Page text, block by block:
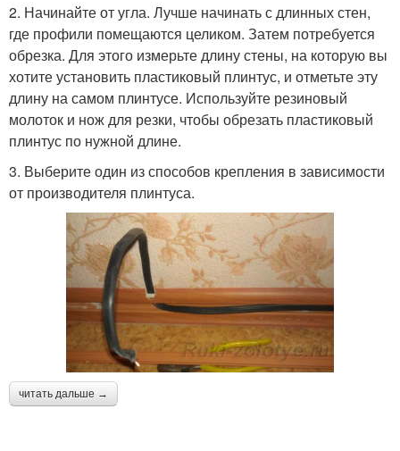
2. Начинайте от угла. Лучше начинать с длинных стен,
где профили помещаются целиком. Затем потребуется
обрезка. Для этого измерьте длину стены, на которую вы
хотите установить пластиковый плинтус, и отметьте эту
длину на самом плинтусе. Используйте резиновый
молоток и нож для резки, чтобы обрезать пластиковый
плинтус по нужной длине.
3. Выберите один из способов крепления в зависимости
от производителя плинтуса.
читать дальше →